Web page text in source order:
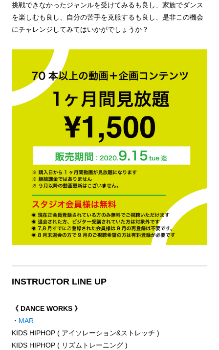
挑戦できなかったジャンルを受けてみるも良し、家族でダンス
を楽しむも良し、自分の苦手を克服するも良し、是非この機会
にチャレンジしてみてはいかがでしょうか？
INSTRUCTOR LINE UP
《 DANCE WORKS 》
・ MAR
KIDS HIPHOP ( アイソレーション&ストレッチ )
KIDS HIPHOP ( リズムトレーニング )